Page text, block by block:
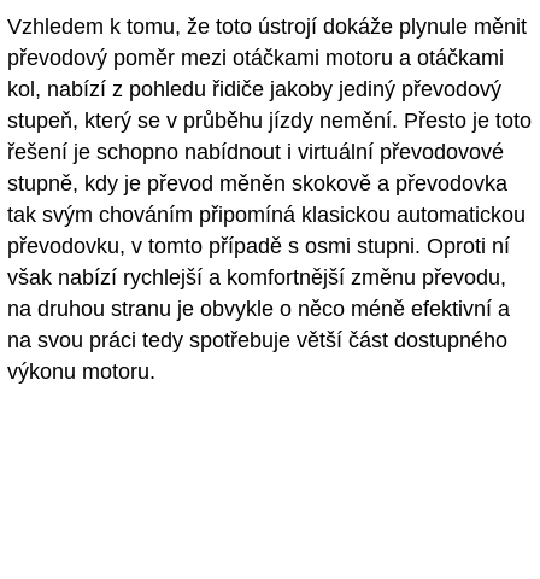
Vzhledem k tomu, že toto ústrojí dokáže plynule měnit
převodový poměr mezi otáčkami motoru a otáčkami
kol, nabízí z pohledu řidiče jakoby jediný převodový
stupeň, který se v průběhu jízdy nemění. Přesto je toto
řešení je schopno nabídnout i virtuální převodovové
stupně, kdy je převod měněn skokově a převodovka
tak svým chováním připomíná klasickou automatickou
převodovku, v tomto případě s osmi stupni. Oproti ní
však nabízí rychlejší a komfortnější změnu převodu,
na druhou stranu je obvykle o něco méně efektivní a
na svou práci tedy spotřebuje větší část dostupného
výkonu motoru.